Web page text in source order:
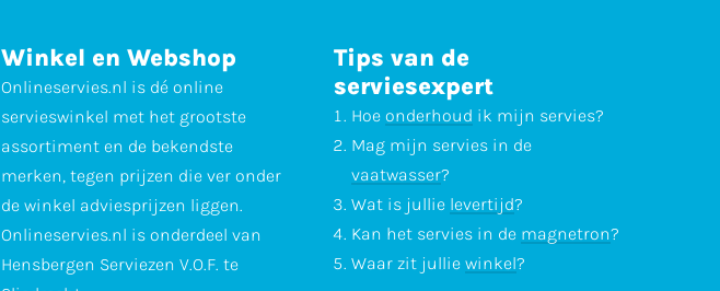
Winkel en Webshop
Onlineservies.nl is dé online
servieswinkel met het grootste
assortiment en de bekendste
merken, tegen prijzen die ver onder
de winkel adviesprijzen liggen.
Onlineservies.nl is onderdeel van
Hensbergen Serviezen V.O.F. te
Tips van de
serviesexpert
Hoe onderhoud ik mijn servies?
Mag mijn servies in de
vaatwasser?
Wat is jullie levertijd?
Kan het servies in de magnetron?
Waar zit jullie winkel?